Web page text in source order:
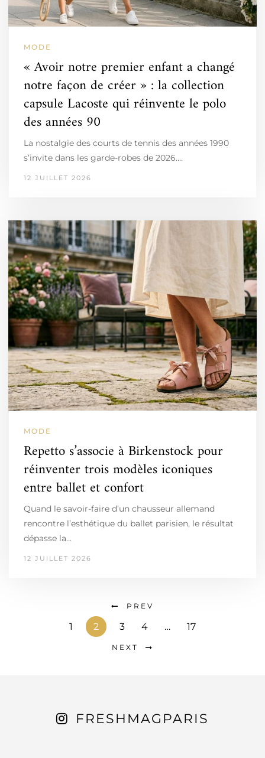
MODE
« Avoir notre premier enfant a changé
notre façon de créer » : la collection
capsule Lacoste qui réinvente le polo
des années 90
La nostalgie des courts de tennis des années 1990
s’invite dans les garde-robes de 2026.…
12 JUILLET 2026
MODE
Repetto s’associe à Birkenstock pour
réinventer trois modèles iconiques
entre ballet et confort
Quand le savoir-faire d’un chausseur allemand
rencontre l’esthétique du ballet parisien, le résultat
dépasse la…
12 JUILLET 2026
PREV
1 2 3 4 … 17
NEXT
FRESHMAGPARIS